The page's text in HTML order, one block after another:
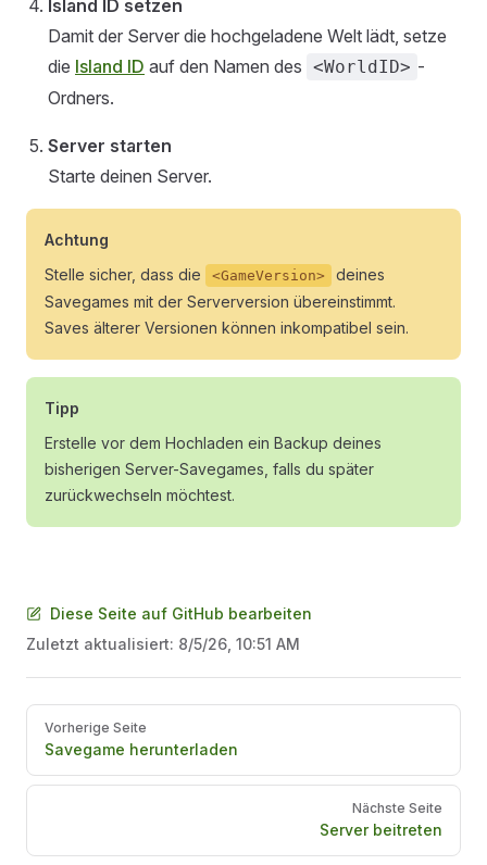
Island ID setzen
Damit der Server die hochgeladene Welt lädt, setze
die Island ID auf den Namen des <WorldID> -
Ordners.
Server starten
Starte deinen Server.
Achtung
Stelle sicher, dass die
<GameVersion>
deines
Savegames mit der Serverversion übereinstimmt.
Saves älterer Versionen können inkompatibel sein.
Tipp
Erstelle vor dem Hochladen ein Backup deines
bisherigen Server-Savegames, falls du später
zurückwechseln möchtest.
Diese Seite auf GitHub bearbeiten
Zuletzt aktualisiert: 8/5/26, 10:51 AM
Pager
Vorherige Seite
Savegame herunterladen
Nächste Seite
Server beitreten